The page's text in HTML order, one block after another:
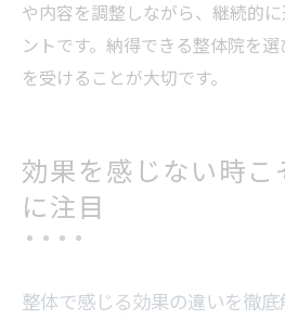
や内容を調整しながら、継続的
ントです。納得できる整体院を
を受けることが大切です。
効果を感じない時こ
に注目
整体で感じる効果の違いを徹底